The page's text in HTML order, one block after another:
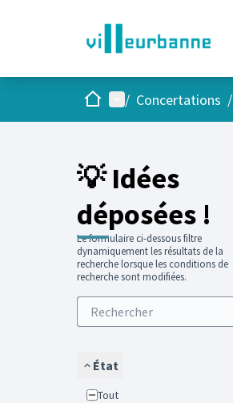
AccueilMenu principal
/ Concertations /
💡 Idées
déposées !
Le formulaire ci-dessous filtre
dynamiquement les résultats de la
recherche lorsque les conditions de
recherche sont modifiées.
État
Tout